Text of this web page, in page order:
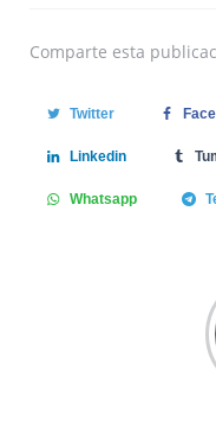
Comparte esta
Twitter
Linkedin
Whatsapp